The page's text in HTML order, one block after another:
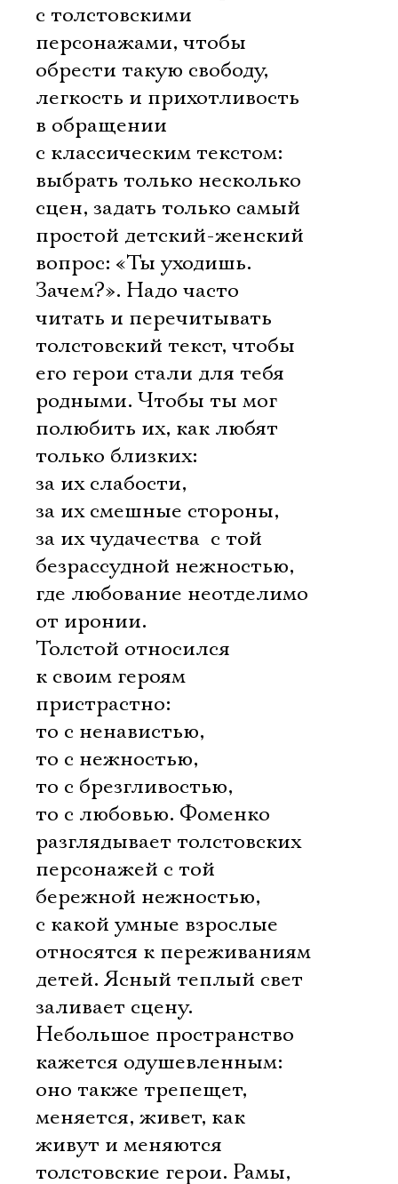
с толстовскими
персонажами, чтобы
обрести такую свободу,
легкость и прихотливость
в обращении
с классическим текстом:
выбрать только несколько
сцен, задать только самый
простой детский-женский
вопрос: «Ты уходишь.
Зачем?». Надо часто
читать и перечитывать
толстовский текст, чтобы
его герои стали для тебя
родными. Чтобы ты мог
полюбить их, как любят
только близких:
за их слабости,
за их смешные стороны,
за их чудачества  с той
безрассудной нежностью,
где любование неотделимо
от иронии.
Толстой относился
к своим героям
пристрастно:
то с ненавистью,
то с нежностью,
то с брезгливостью,
то с любовью. Фоменко
разглядывает толстовских
персонажей с той
бережной нежностью,
с какой умные взрослые
относятся к переживаниям
детей. Ясный теплый свет
заливает сцену.
Небольшое пространство
кажется одушевленным:
оно также трепещет,
меняется, живет, как
живут и меняются
толстовские герои. Рамы,